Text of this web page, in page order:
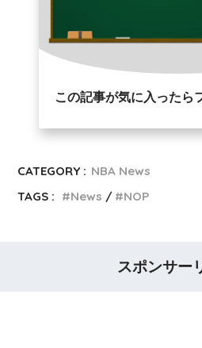
この記事が気に入ったら
CATEGORY : NBA News
TAGS :
News NOP
スポンサー